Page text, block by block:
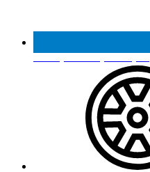
Реестр МинПромТорга